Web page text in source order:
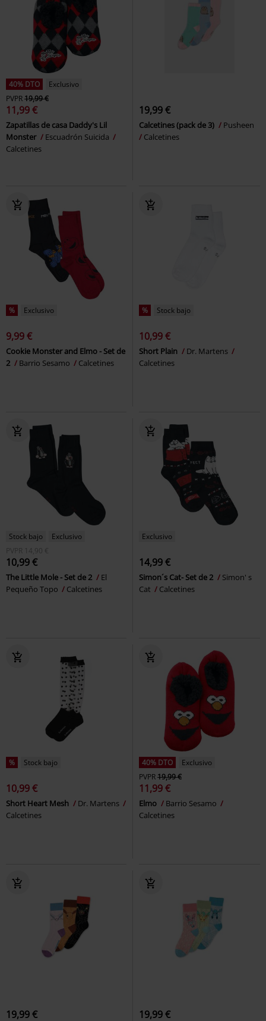
40% DTO
Exclusivo
PVPR19,99 €
11,99 €
Zapatillas de casa Daddy's Lil
Monster
Escuadrón Suicida
Calcetines
19,99 €
Calcetines (pack de 3)
Pusheen
Calcetines
% Exclusivo
9,99 €
Cookie Monster and Elmo - Set de
2
Barrio Sesamo Calcetines
% Stock bajo
10,99 €
Short Plain
Dr. Martens
Calcetines
Stock bajo
Exclusivo
PVPR 14,90 €
10,99 €
The Little Mole - Set de 2
El
Pequeño Topo
Calcetines
Exclusivo
14,99 €
Simon´s Cat- Set de 2
Simon' s
Cat
Calcetines
% Stock bajo
10,99 €
Short Heart Mesh
Dr. Martens
Calcetines
40% DTO
Exclusivo
PVPR19,99 €
11,99 €
Elmo
Barrio Sesamo
Calcetines
19,99 € 19,99 €